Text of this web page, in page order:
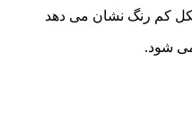
کم رنگ نشان می دهد
شود.